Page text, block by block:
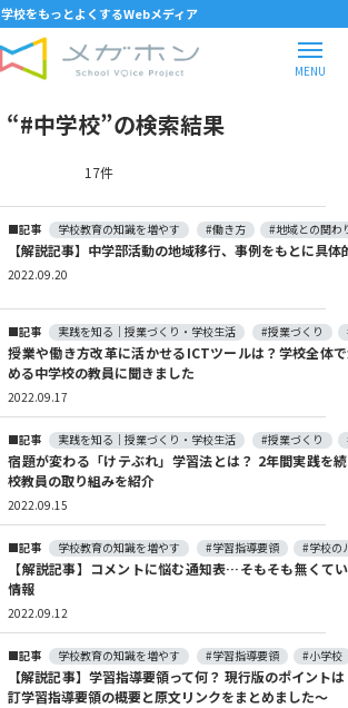
学校をもっとよくするWebメディア
“#中学校”の検索結果
17件
記事 学校教育の知識を増やす #働き方 #地域との関わ
【解説記事】中学部活動の地域移行、事例をもとに具
2022.09.20
記事 実践を知る｜授業づくり・学校生活 #授業づくり
授業や働き方改革に活かせるICTツールは？学校全体
める中学校の教員に聞きました
2022.09.17
記事 実践を知る｜授業づくり・学校生活 #授業づくり
宿題が変わる「けテぶれ」学習法とは？ 2年間実践を
校教員の取り組みを紹介
2022.09.15
記事 学校教育の知識を増やす #学習指導要領 #学校の
【解説記事】コメントに悩む通知表…そもそも無くて
情報
2022.09.12
記事 学校教育の知識を増やす #学習指導要領 #小学校
【解説記事】学習指導要領って何？ 現行版のポイント
訂学習指導要領の概要と原文リンクをまとめました〜